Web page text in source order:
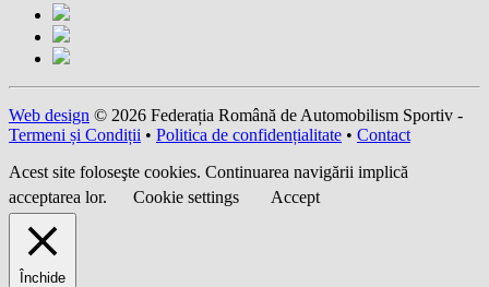
Web design © 2026 Federația Română de Automobilism Sportiv -
Termeni și Condiții • Politica de confidențialitate • Contact
Acest site foloseşte cookies. Continuarea navigării implică
acceptarea lor.
Cookie settings Accept
Închide